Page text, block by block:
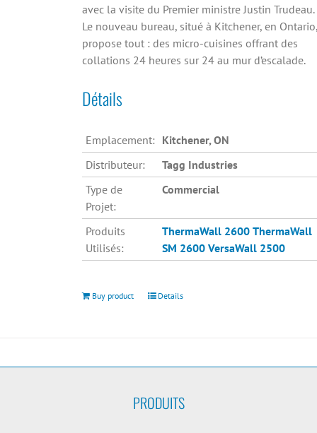
avec la visite du Premier ministre Justin Trudeau.
Le nouveau bureau, situé à Kitchener, en Ontario,
propose tout : des micro-cuisines offrant des
collations 24 heures sur 24 au mur d’escalade.
Détails
Emplacement: Kitchener, ON
Distributeur:
Tagg Industries
Type de
Projet:
Commercial
Produits
Utilisés:
ThermaWall 2600 ThermaWall
SM 2600 VersaWall 2500
Buy product Details
PRODUITS